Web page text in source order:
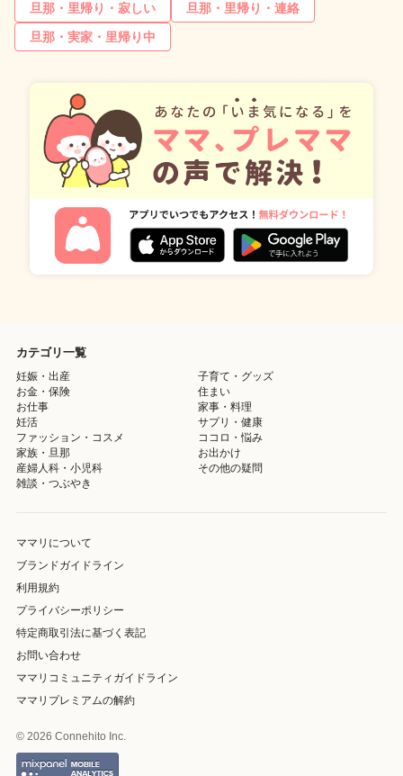
旦那・里帰り・寂しい
旦那・里帰り・連絡
旦那・実家・里帰り中
カテゴリ一覧
妊娠・出産
子育て・グッズ
お金・保険
住まい
お仕事
家事・料理
妊活
サプリ・健康
ファッション・コスメ
ココロ・悩み
家族・旦那
お出かけ
産婦人科・小児科
その他の疑問
雑談・つぶやき
ママリについて
ブランドガイドライン
利用規約
プライバシーポリシー
特定商取引法に基づく表記
お問い合わせ
ママリコミュニティガイドライン
ママリプレミアムの解約
© 2026 Connehito Inc.